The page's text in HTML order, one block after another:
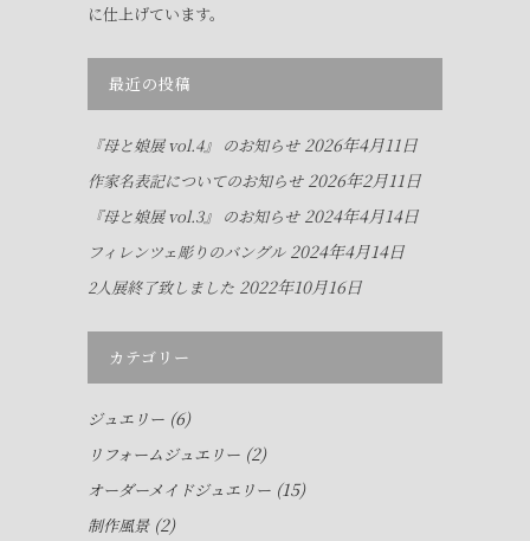
に仕上げています。
最近の投稿
『母と娘展 vol.4』 のお知らせ 2026年4月11日
作家名表記についてのお知らせ 2026年2月11日
『母と娘展 vol.3』 のお知らせ 2024年4月14日
フィレンツェ彫りのバングル 2024年4月14日
2人展終了致しました 2022年10月16日
カテゴリー
ジュエリー (6)
リフォームジュエリー (2)
オーダーメイドジュエリー (15)
制作風景(2)